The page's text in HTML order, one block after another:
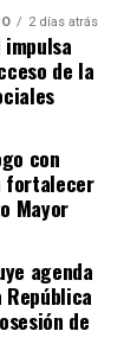
2 días atrás
de la
con
fortalecer
Mayor
agenda
de